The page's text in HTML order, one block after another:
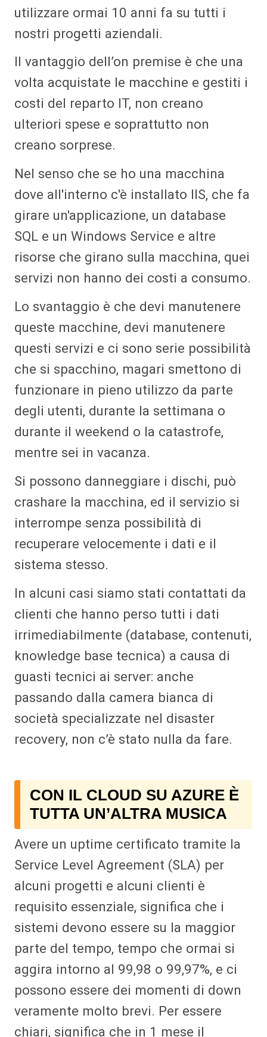
utilizzare ormai 10 anni fa su tutti i
nostri progetti aziendali.
Il vantaggio dell’on premise è che una
volta acquistate le macchine e gestiti i
costi del reparto IT, non creano
ulteriori spese e soprattutto non
creano sorprese.
Nel senso che se ho una macchina
dove all'interno c'è installato IIS, che fa
girare un'applicazione, un database
SQL e un Windows Service e altre
risorse che girano sulla macchina, quei
servizi non hanno dei costi a consumo.
Lo svantaggio è che devi manutenere
queste macchine, devi manutenere
questi servizi e ci sono serie possibilità
che si spacchino, magari smettono di
funzionare in pieno utilizzo da parte
degli utenti, durante la settimana o
durante il weekend o la catastrofe,
mentre sei in vacanza.
Si possono danneggiare i dischi, può
crashare la macchina, ed il servizio si
interrompe senza possibilità di
recuperare velocemente i dati e il
sistema stesso.
In alcuni casi siamo stati contattati da
clienti che hanno perso tutti i dati
irrimediabilmente (database, contenuti,
knowledge base tecnica) a causa di
guasti tecnici ai server: anche
passando dalla camera bianca di
società specializzate nel disaster
recovery, non c’è stato nulla da fare.
CON IL CLOUD SU AZURE È
TUTTA UN’ALTRA MUSICA
Avere un uptime certificato tramite la
Service Level Agreement (SLA) per
alcuni progetti e alcuni clienti è
requisito essenziale, significa che i
sistemi devono essere su la maggior
parte del tempo, tempo che ormai si
aggira intorno al 99,98 o 99,97%, e ci
possono essere dei momenti di down
veramente molto brevi. Per essere
chiari, significa che in 1 mese il